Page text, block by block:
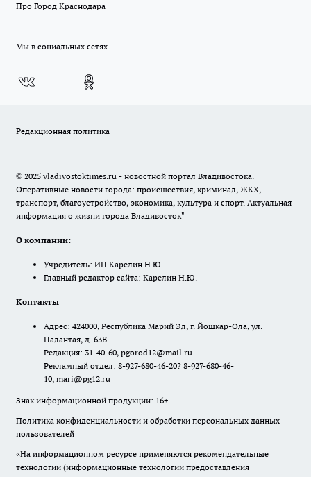
Про Город Краснодара
Мы в социальных сетях
Редакционная политика
© 2025 vladivostoktimes.ru - новостной портал Владивостока.
Оперативные новости города: происшествия, криминал, ЖКХ,
транспорт, благоустройство, экономика, культура и спорт. Актуальная
информация о жизни города Владивосток"
О компании:
Учредитель: ИП Карелин Н.Ю
Главный редактор сайта: Карелин Н.Ю.
Контакты
Адрес: 424000, Республика Марий Эл, г. Йошкар-Ола, ул.
Палантая, д. 63В
Редакция: 31-40-60, pgorod12@mail.ru
Рекламный отдел: 8-927-680-46-20? 8-927-680-46-
10, mari@pg12.ru
Знак информационной продукции: 16+.
Политика конфиденциальности и обработки персональных данных
пользователей
«На информационном ресурсе применяются рекомендательные
технологии (информационные технологии предоставления